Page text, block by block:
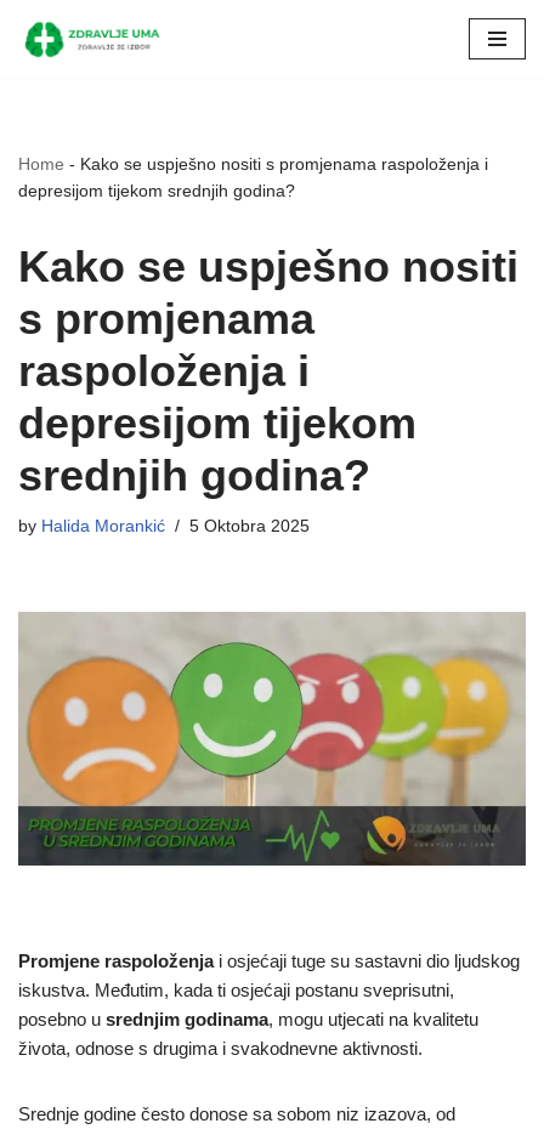
Skip
Home - Kako se uspješno nositi s promjenama raspoloženja i
depresijom tijekom srednjih godina?
Kako se uspješno nositi
s promjenama
raspoloženja i
depresijom tijekom
srednjih godina?
by Halida Morankić 5 Oktobra 2025
Promjene raspoloženjai osjećaji tuge su sastavni dio ljudskog
iskustva. Međutim, kada ti osjećaji postanu sveprisutni,
posebno u srednjim godinama, mogu utjecati na kvalitetu
života, odnose s drugima i svakodnevne aktivnosti.
Srednje godine često donose sa sobom niz izazova, od